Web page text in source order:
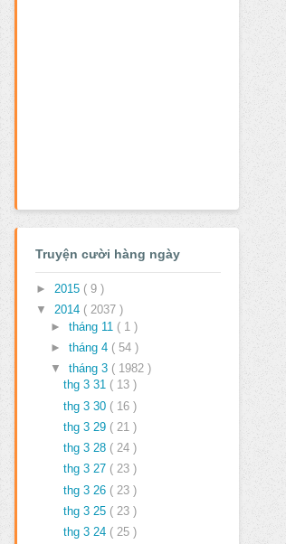
Truyện cười hàng ngày
► 2015 ( 9 )
▼ 2014 ( 2037 )
► tháng 11 ( 1 )
► tháng 4 ( 54 )
▼ tháng 3 ( 1982 )
thg 3 31 ( 13 )
thg 3 30 ( 16 )
thg 3 29 ( 21 )
thg 3 28 ( 24 )
thg 3 27 ( 23 )
thg 3 26 ( 23 )
thg 3 25 ( 23 )
thg 3 24 ( 25 )